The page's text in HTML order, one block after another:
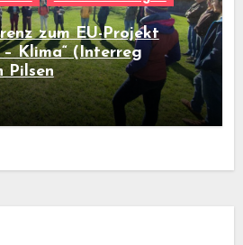
zum EU-Projekt
– Klima“ (Interreg
Pilsen